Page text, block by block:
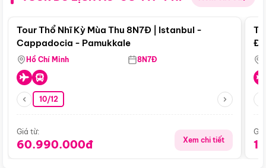
Điểm nổi bật
Tour Thổ Nhĩ Kỳ Mùa Thu 8N7Đ | Istanbul -
Cappadocia - Pamukkale
Hồ Chí Minh 8N7Đ
10/12
Giá từ:
60.990.000đ Xem chi tiết